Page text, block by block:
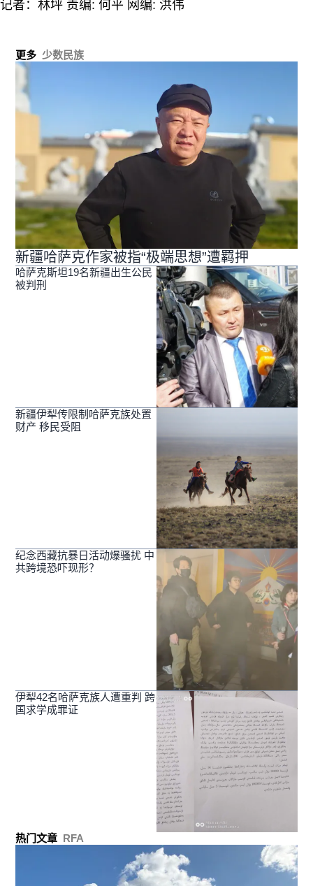
记者：林坪 责编: 何平 网编: 洪伟
更多 少数民族
新疆哈萨克作家被指“极端思想”遭羁押
哈萨克斯坦19名新疆出生公民
被判刑
新疆伊犁传限制哈萨克族处置
财产 移民受阻
纪念西藏抗暴日活动爆骚扰 中
共跨境恐吓现形？
伊犁42名哈萨克族人遭重判 跨
国求学成罪证
热门文章 RFA